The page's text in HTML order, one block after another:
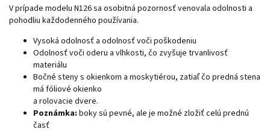
V prípade modelu N126 sa osobitná pozornosť venovala odolnosti a
pohodliu každodenného používania.
Vysoká odolnosť a odolnosť voči poškodeniu
Odolnosť voči oderu a vlhkosti, čo zvyšuje trvanlivosť
materiálu
Bočné steny s okienkom a moskytiérou, zatiaľ čo predná stena
má fóliové okienko
a rolovacie dvere.
Poznámka: boky sú pevné, ale je možné zložiť celú prednú
časť